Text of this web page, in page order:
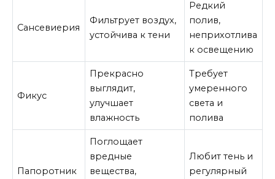
Сансевиерия
Фильтрует воздух,
устойчива к тени
Редкий
полив,
неприхотлива
к освещению
Фикус
Прекрасно
выглядит,
улучшает
влажность
Требует
умеренного
света и
полива
Папоротник
Поглощает
вредные
вещества,
Любит тень и
регулярный